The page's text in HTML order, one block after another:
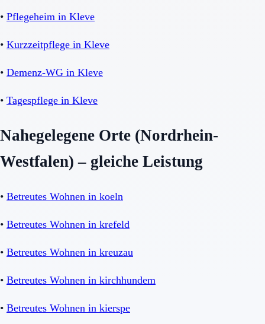
• Pflegeheim in Kleve
• Kurzzeitpflege in Kleve
• Demenz-WG in Kleve
• Tagespflege in Kleve
Nahegelegene Orte (Nordrhein-
Westfalen) – gleiche Leistung
• Betreutes Wohnen in koeln
• Betreutes Wohnen in krefeld
• Betreutes Wohnen in kreuzau
• Betreutes Wohnen in kirchhundem
• Betreutes Wohnen in kierspe